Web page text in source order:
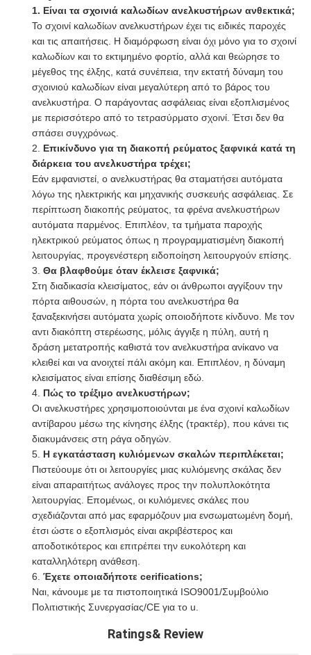
1. Είναι τα σχοινιά καλωδίων ανελκυστήρων ανθεκτικά;
Το σχοινί καλωδίων ανελκυστήρων έχει τις ειδικές παροχές
και τις απαιτήσεις. Η διαμόρφωση είναι όχι μόνο για το σχοινί
καλωδίων και το εκτιμημένο φορτίο, αλλά και θεώρησε το
μέγεθος της έλξης, κατά συνέπεια, την εκτατή δύναμη του
σχοινιού καλωδίων είναι μεγαλύτερη από το βάρος του
ανελκυστήρα. Ο παράγοντας ασφάλειας είναι εξοπλισμένος
με περισσότερο από το τετρασύρματο σχοινί. Έτσι δεν θα
σπάσει συγχρόνως.
2. Επικίνδυνο για τη διακοπή ρεύματος ξαφνικά κατά τη
διάρκεια του ανελκυστήρα τρέχει;
Εάν εμφανιστεί, ο ανελκυστήρας θα σταματήσει αυτόματα
λόγω της ηλεκτρικής και μηχανικής συσκευής ασφάλειας. Σε
περίπτωση διακοπής ρεύματος, τα φρένα ανελκυστήρων
αυτόματα παρμένος. Επιπλέον, τα τμήματα παροχής
ηλεκτρικού ρεύματος όπως η προγραμματισμένη διακοπή
λειτουργίας, προγενέστερη ειδοποίηση λειτουργούν επίσης.
3. Θα βλαφθούμε όταν έκλεισε ξαφνικά;
Στη διαδικασία κλεισίματος, εάν οι άνθρωποι αγγίξουν την
πόρτα αιθουσών, η πόρτα του ανελκυστήρα θα
ξαναξεκινήσει αυτόματα χωρίς οποιοδήποτε κίνδυνο. Με τον
αντι διακόπτη στερέωσης, μόλις άγγιξε η πύλη, αυτή η
δράση μετατροπής καθιστά τον ανελκυστήρα ανίκανο να
κλειθεί και να ανοιχτεί πάλι ακόμη και. Επιπλέον, η δύναμη
κλεισίματος είναι επίσης διαθέσιμη εδώ.
4. Πώς το τρέξιμο ανελκυστήρων;
Οι ανελκυστήρες χρησιμοποιούνται με ένα σχοινί καλωδίων
αντίβαρου μέσω της κίνησης έλξης (τρακτέρ), που κάνει τις
διακυμάνσεις στη ράγα οδηγών.
5. Η εγκατάσταση κυλιόμενων σκαλών περιπλέκεται;
Πιστεύουμε ότι οι λειτουργίες μιας κυλιόμενης σκάλας δεν
είναι απαραιτήτως ανάλογες προς την πολυπλοκότητα
λειτουργίας. Επομένως, οι κυλιόμενες σκάλες που
σχεδιάζονται από μας εφαρμόζουν μια ενσωματωμένη δομή,
έτσι ώστε ο εξοπλισμός είναι ακριβέστερος και
αποδοτικότερος και επιτρέπει την ευκολότερη και
καταλληλότερη ανάθεση.
6. Έχετε οποιαδήποτε cerifications;
Ναι, κάνουμε με τα πιστοποιητικά ISO9001/Συμβούλιο
Πολιτιστικής Συνεργασίας/CE για το u.
Ratings& Review